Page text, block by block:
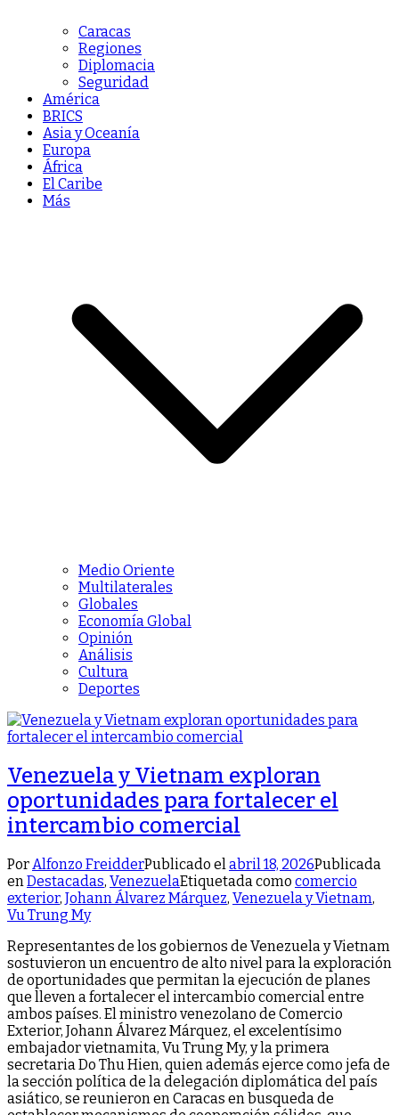
Caracas
Regiones
Diplomacia
Seguridad
América
BRICS
Asia y Oceanía
Europa
África
El Caribe
Más
Medio Oriente
Multilaterales
Globales
Economía Global
Opinión
Análisis
Cultura
Deportes
Venezuela y Vietnam exploran
oportunidades para fortalecer el
intercambio comercial
PorAlfonzo FreidderPublicado elabril 18, 2026Publicada
enDestacadas, VenezuelaEtiquetada como comercio
exterior, Johann Álvarez Márquez, Venezuela y Vietnam,
Vu Trung My
Representantes de los gobiernos de Venezuela y Vietnam
sostuvieron un encuentro de alto nivel para la exploración
de oportunidades que permitan la ejecución de planes
que lleven a fortalecer el intercambio comercial entre
ambos países. El ministro venezolano de Comercio
Exterior, Johann Álvarez Márquez, el excelentísimo
embajador vietnamita, Vu Trung My, y la primera
secretaria Do Thu Hien, quien además ejerce como jefa de
la sección política de la delegación diplomática del país
asiático, se reunieron en Caracas en busqueda de